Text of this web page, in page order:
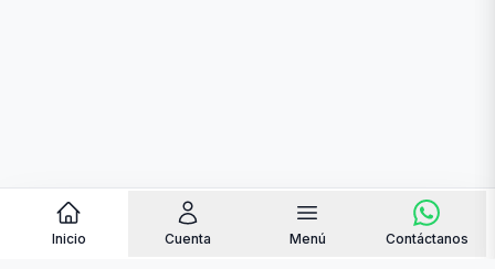
Inicio Cuenta Menú Contáctanos